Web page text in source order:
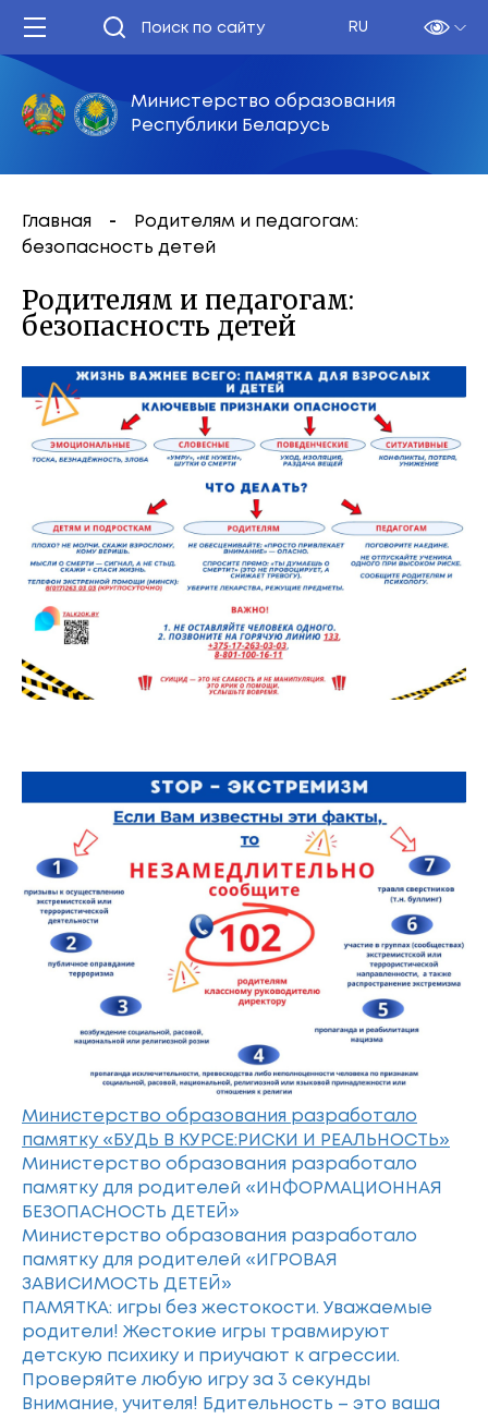
RU
Министерство образования
Республики Беларусь
Главная
Родителям и педагогам:
безопасность детей
Родителям и педагогам:
безопасность детей
Министерство образования разработало
памятку «БУДЬ В КУРСЕ:РИСКИ И РЕАЛЬНОСТЬ»
Министерство образования разработало
памятку для родителей «ИНФОРМАЦИОННАЯ
БЕЗОПАСНОСТЬ ДЕТЕЙ»
Министерство образования разработало
памятку для родителей «ИГРОВАЯ
ЗАВИСИМОСТЬ ДЕТЕЙ»
ПАМЯТКА: игры без жестокости. Уважаемые
родители! Жестокие игры травмируют
детскую психику и приучают к агрессии.
Проверяйте любую игру за 3 секунды
Внимание, учителя! Бдительность – это ваша